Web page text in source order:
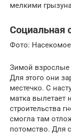
мелкими
Социальная
Фото:
Зимой взрослые
Для этого они
местечко. С
матка вылетает
строительства
смогла там
потомство. Для